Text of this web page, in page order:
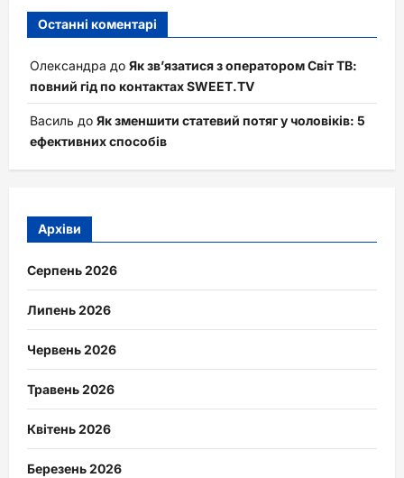
Останні коментарі
Олександра до Як зв’язатися з оператором Світ ТВ:
повний гід по контактах SWEET.TV
Василь до Як зменшити статевий потяг у чоловіків: 5
ефективних способів
Архіви
Серпень 2026
Липень 2026
Червень 2026
Травень 2026
Квітень 2026
Березень 2026